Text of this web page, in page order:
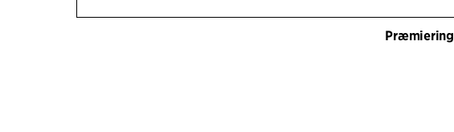
Præmiering